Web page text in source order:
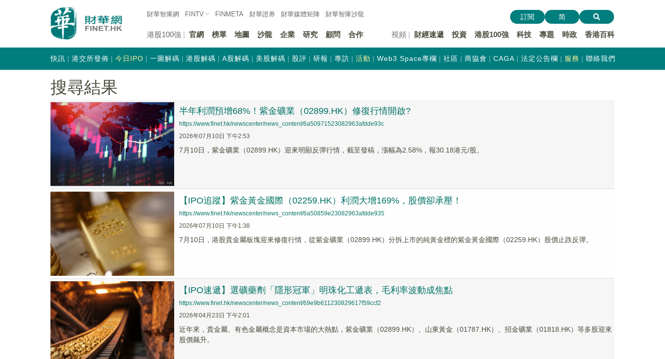
財華智庫網 FINTV FINMETA 財華證券 財華媒體矩陣 財華智庫沙龍
港股100強 官網 榜單 地圖 沙龍 企業 研究 顧問 合作 視頻 財經速遞 投資 港股100強 科技 專題 時政 香港百科
訂閱 简
快訊 港交所發佈 今日IPO 一圖解碼 港股解碼 A股解碼 美股解碼 股評 研報 專訪 活動 Web3 Space專欄 社區 商協會 CAGA 法定公告欄 服務 聯絡我們
搜尋結果
半年利潤預增68%！紫金礦業（02899.HK）修復行情開啟?
https://www.finet.hk/newscenter/news_content/6a50971523082963afdde93c
2026年07月10日 下午2:53
7月10日，紫金礦業（02899.HK）迎來明顯反彈行情，截至發稿，漲幅為2.58%，報30.18港元/股。
【IPO追蹤】紫金黃金國際（02259.HK）利潤大增169%，股價卻承壓！
https://www.finet.hk/newscenter/news_content/6a50859e23082963afdde935
2026年07月10日 下午1:38
7月10日，港股貴金屬板塊迎來修復行情，從紫金礦業（02899.HK）分拆上市的純黃金標的紫金黃金國際（02259.HK）股價止跌反彈。
【IPO速遞】選礦藥劑「隱形冠軍」明珠化工遞表，毛利率波動成焦點
https://www.finet.hk/newscenter/news_content/69e9b611230829617f59ccf2
2026年04月23日 下午2:01
近年來，貴金屬、有色金屬概念是資本市場的大熱點，紫金礦業（02899.HK）、山東黃金（01787.HK）、招金礦業（01818.HK）等多股迎來
股價飆升。